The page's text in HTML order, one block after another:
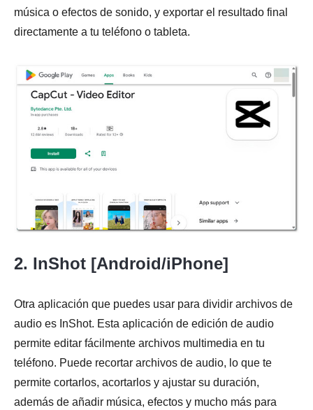
música o efectos de sonido, y exportar el resultado final
directamente a tu teléfono o tableta.
2. InShot [Android/iPhone]
Otra aplicación que puedes usar para dividir archivos de
audio es InShot. Esta aplicación de edición de audio
permite editar fácilmente archivos multimedia en tu
teléfono. Puede recortar archivos de audio, lo que te
permite cortarlos, acortarlos y ajustar su duración,
además de añadir música, efectos y mucho más para